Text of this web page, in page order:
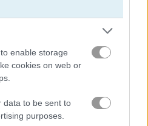
enable storage
cookies on web or
data to be sent to
purposes.
Candy Bubble